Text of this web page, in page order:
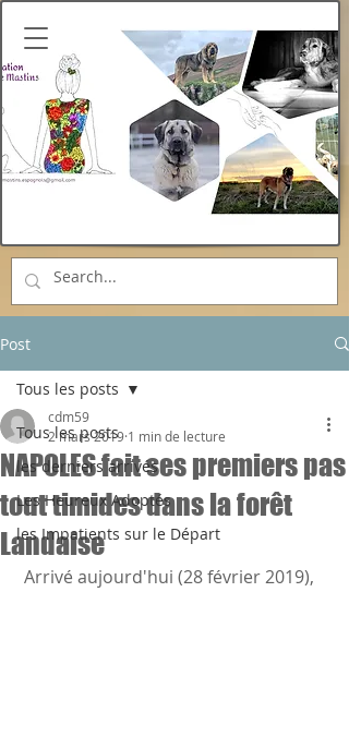
Post
Tous les posts
les derniers arrivés
Les Heureux Adoptés
les Impatients sur le Départ
Tous les posts
NAPOLES fait ses premiers pas
tout timides dans la forêt
Landaise
cdm59
2 mars 2019 1 min de lecture
Arrivé aujourd'hui (28 février 2019),